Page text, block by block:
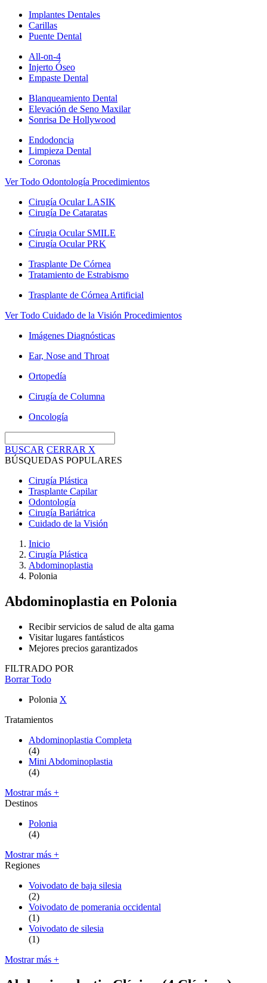
Implantes Dentales
Carillas
Puente Dental
All-on-4
Injerto Óseo
Empaste Dental
Blanqueamiento Dental
Elevación de Seno Maxilar
Sonrisa De Hollywood
Endodoncia
Limpieza Dental
Coronas
Ver Todo Odontología Procedimientos
Cirugía Ocular LASIK
Cirugía De Cataratas
Círugia Ocular SMILE
Cirugía Ocular PRK
Trasplante De Córnea
Tratamiento de Estrabismo
Trasplante de Córnea Artificial
Ver Todo Cuidado de la Visión Procedimientos
Imágenes Diagnósticas
Ear, Nose and Throat
Ortopedía
Cirugía de Columna
Oncología
BUSCAR CERRAR X
BÚSQUEDAS POPULARES
Cirugía Plástica
Trasplante Capilar
Odontología
Cirugía Bariátrica
Cuidado de la Visión
Inicio
Cirugía Plástica
Abdominoplastia
Polonia
Abdominoplastia en Polonia
Recibir servicios de salud de alta gama
Visitar lugares fantásticos
Mejores precios garantizados
FILTRADO POR
Borrar Todo
Polonia X
Tratamientos
Abdominoplastia Completa
(4)
Mini Abdominoplastia
(4)
Mostrar más +
Destinos
Polonia
(4)
Mostrar más +
Regiones
Voivodato de baja silesia
(2)
Voivodato de pomerania occidental
(1)
Voivodato de silesia
(1)
Mostrar más +